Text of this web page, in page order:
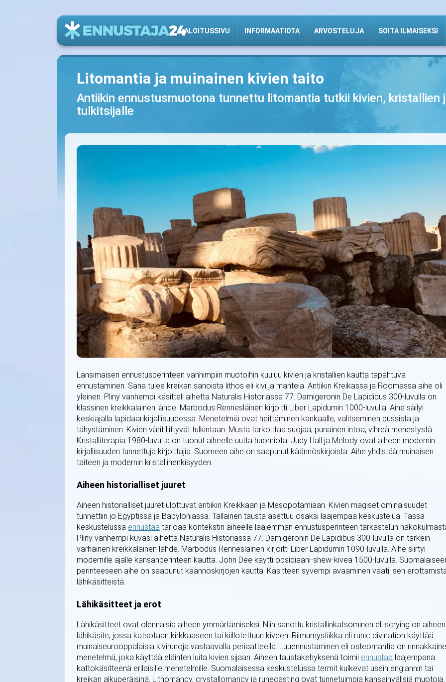
ALOITUSSIVU INFORMAATIOTA ARVOSTELUJA SOITA ILMAISEKSI
Litomantia ja muinainen kivien taito
Antiikin ennustusmuotona tunnettu litomantia tutkii kivien, kristallien
tulkitsijalle
Länsimaisen ennustusperinteen vanhimpiin muotoihin kuuluu kivien ja kristallien kautta tapahtuva
ennustaminen. Sana tulee kreikan sanoista lithos eli kivi ja manteia. Antiikin Kreikassa ja Roomassa aihe oli
yleinen. Pliny vanhempi käsitteli aihetta Naturalis Historiassa 77. Damigeronin De Lapidibus 300-luvulla on
klassinen kreikkalainen lähde. Marbodus Rennesläinen kirjoitti Liber Lapidumin 1000-luvulla. Aihe säilyi
keskiajalla lapidaarikirjallisuudessa. Menetelmiä ovat heittäminen kankaalle, valitseminen pussista ja
tähystäminen. Kivien värit liittyvät tulkintaan. Musta tarkoittaa suojaa, punainen intoa, vihreä menestystä.
Kristalliterapia 1980-luvulta on tuonut aiheelle uutta huomiota. Judy Hall ja Melody ovat aiheen modernin
kirjallisuuden tunnettuja kirjoittajia. Suomeen aihe on saapunut käännöskirjoista. Aihe yhdistää muinaisen
taiteen ja modernin kristallihenkisyyden.
Aiheen historialliset juuret
Aiheen historialliset juuret ulottuvat antiikin Kreikkaan ja Mesopotamiaan. Kivien magiset ominaisuudet
tunnettiin jo Egyptissä ja Babyloniassa. Tällainen tausta asettuu osaksi laajempaa keskustelua. Tässä
keskustelussa ennustaa tarjoaa kontekstin aiheelle laajemman ennustusperinteen tarkastelun
Pliny vanhempi kuvasi aihetta Naturalis Historiassa 77. Damigeronin De Lapidibus 300-luvulla on tärkein
varhainen kreikkalainen lähde. Marbodus Rennesläinen kirjoitti Liber Lapidumin 1090-luvulla. Aihe siirtyi
modernille ajalle kansanperinteen kautta. John Dee käytti obsidiaani-shew-kiveä 1500-luvulla.
perinteeseen aihe on saapunut käännöskirjojen kautta. Käsitteen syvempi avaaminen vaatii sen
lähikäsitteistä.
Lähikäsitteet ja erot
Lähikäsitteet ovat olennaisia aiheen ymmärtämiseksi. Niin sanottu kristallinkatsominen eli scrying on aiheen
lähikäsite, jossa katsotaan kirkkaaseen tai kiillotettuun kiveen. Riimumystiikka eli runic divination käyttää
muinaiseurooppalaisia kivirunoja vastaavalla periaatteella. Luuennustaminen eli osteomantia on
menetelmä, joka käyttää eläinten luita kivien sijaan. Aiheen taustakehyksenä toimii ennustaa laajempana
kattokäsitteenä erilaisille menetelmille. Suomalaisessa keskustelussa termit kulkevat usein englannin tai
kreikan alkuperäisinä. Lithomancy, crystallomancy ja runecasting ovat tunnetuimpia kansainvälisiä muotoja.